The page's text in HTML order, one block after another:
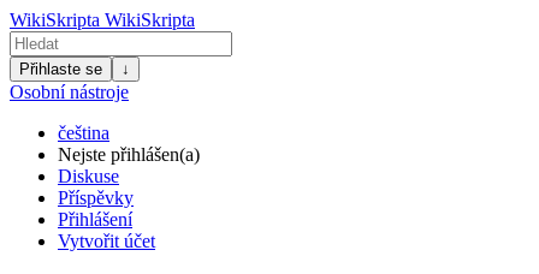
WikiSkripta WikiSkripta
Přihlaste se ↓
Osobní nástroje
čeština
Nejste přihlášen(a)
Diskuse
Příspěvky
Přihlášení
Vytvořit účet